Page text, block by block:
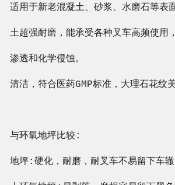
适用于新老混凝土、砂浆、水磨石等表
土超强耐磨，能承受各种叉车高频使用
渗透和化学侵蚀。
清洁，符合医药GMP标准，大理石花纹
与环氧地坪比较:
地坪:硬化，耐磨，耐叉车不易留下车